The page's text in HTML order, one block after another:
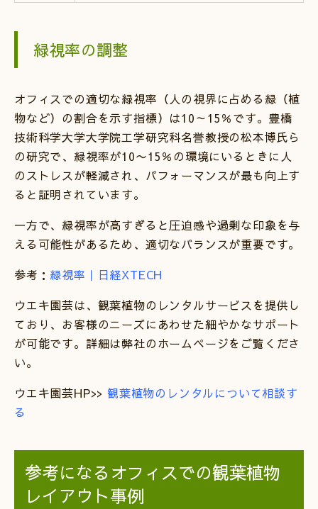
緑視率の調整
オフィスでの適切な緑視率（人の視界に占める緑（植
物など）の割合を示す指標）は10～15％です。豊橋
技術科学大学大学院工学研究科名誉教授の松本博氏ら
の研究で、緑視率が10〜15％の環境にいるときに人
のストレスが軽減され、パフォーマンスが最も向上す
ると証明されています。
一方で、緑視率が高すぎると圧迫感や過剰な印象を与
える可能性があるため、適切なバランスが重要です。
参考：緑視率｜日経XTECH
ウエキ園芸は、観葉植物のレンタルサービスを提供し
ており、お客様のニーズにあわせた細やかなサポート
が可能です。詳細は弊社のホームページをご覧くださ
い。
ウエキ園芸HP>> 観葉植物のレンタルについて相談す
る
参考になるオフィスでの観葉植物
レイアウト事例